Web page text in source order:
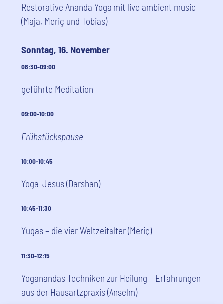
Restorative Ananda Yoga mit live ambient music
(Maja, Meriç und Tobias)
Sonntag, 16. November
08:30-09:00
geführte Meditation
09:00-10:00
Frühstückspause
10:00-10:45
Yoga-Jesus (Darshan)
10:45-11:30
Yugas – die vier Weltzeitalter (Meriç)
11:30-12:15
Yoganandas Techniken zur Heilung – Erfahrungen
aus der Hausartzpraxis (Anselm)